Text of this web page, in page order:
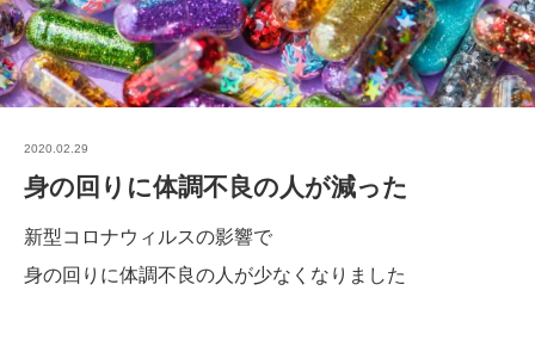
2020.02.29
身の回りに体調不良の人が減った
新型コロナウィルスの影響で
身の回りに体調不良の人が少なくなりました